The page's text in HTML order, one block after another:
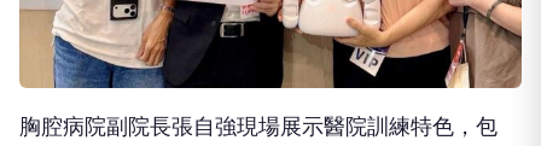
胸腔病院副院長張自強現場展示醫院訓練特色，包